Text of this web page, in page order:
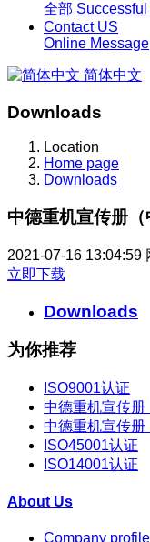
全部
Contact US
Online Message
简体中文
Downloads
Location
Home page
Downloads
中德重机宣传册（
2021-07-16 13:04:59
立即下载
Downloads
为你推荐
ISO9001认证
中德重机宣传册
中德重机宣传册
ISO45001认证
ISO14001认证
About Us
Company profile